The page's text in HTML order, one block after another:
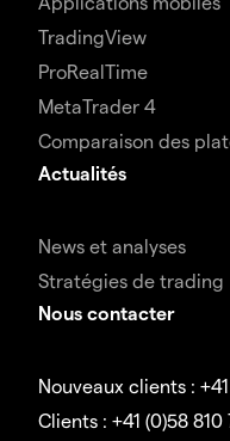
TradingView
ProRealTime
MetaTrader 4
Comparaison des
Actualités
News et analyses
Stratégies de trading
Nous contacter
Nouveaux clients :
Clients : +41 (0)58 810